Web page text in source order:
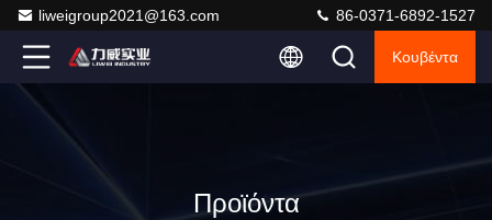
liweigroup2021@163.com 86-0371-6892-1527
Κουβέντα
Προϊόντα